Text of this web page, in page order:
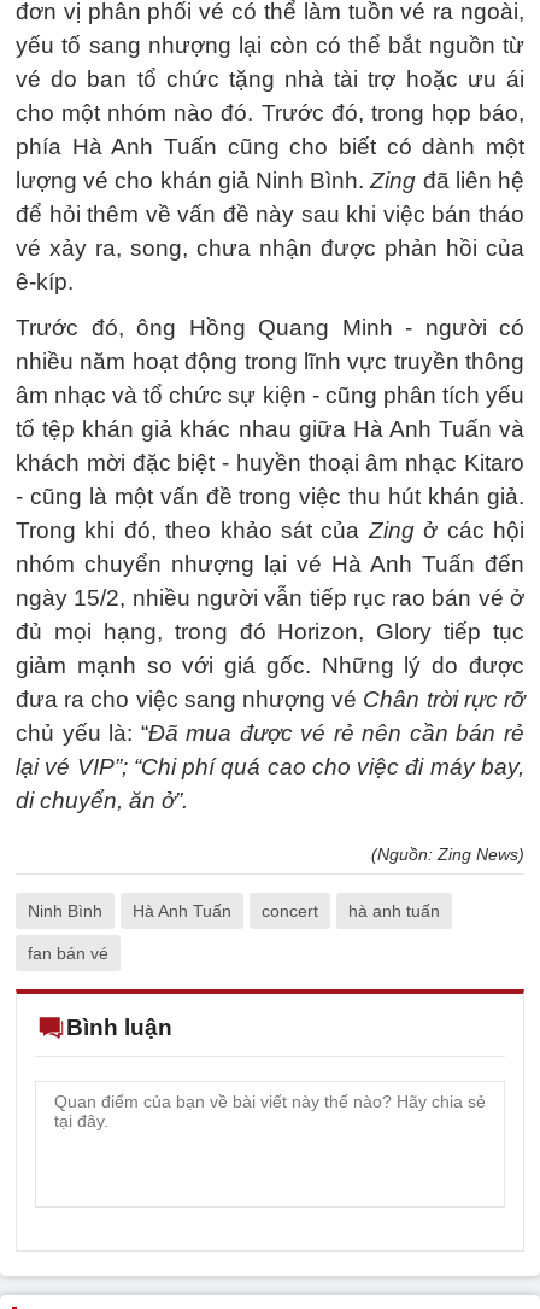
đơn vị phân phối vé có thể làm tuồn vé ra ngoài,
yếu tố sang nhượng lại còn có thể bắt nguồn từ
vé do ban tổ chức tặng nhà tài trợ hoặc ưu ái
cho một nhóm nào đó. Trước đó, trong họp báo,
phía Hà Anh Tuấn cũng cho biết có dành một
lượng vé cho khán giả Ninh Bình.Zing đã liên hệ
để hỏi thêm về vấn đề này sau khi việc bán tháo
vé xảy ra, song, chưa nhận được phản hồi của
ê-kíp.
Trước đó, ông Hồng Quang Minh - người có
nhiều năm hoạt động trong lĩnh vực truyền thông
âm nhạc và tổ chức sự kiện - cũng phân tích yếu
tố tệp khán giả khác nhau giữa Hà Anh Tuấn và
khách mời đặc biệt - huyền thoại âm nhạc Kitaro
- cũng là một vấn đề trong việc thu hút khán giả.
Trong khi đó, theo khảo sát củaZingở các hội
nhóm chuyển nhượng lại vé Hà Anh Tuấn đến
ngày 15/2, nhiều người vẫn tiếp rục rao bán vé ở
đủ mọi hạng, trong đó Horizon, Glory tiếp tục
giảm mạnh so với giá gốc. Những lý do được
đưa ra cho việc sang nhượng vé Chân trời rực rỡ
chủ yếu là: “Đã mua được vé rẻ nên cần bán rẻ
lại vé VIP”; “Chi phí quá cao cho việc đi máy bay,
di chuyển, ăn ở”.
(Nguồn: Zing News)
Ninh Bình Hà Anh Tuấn concert hà anh tuấn
fan bán vé
Bình luận